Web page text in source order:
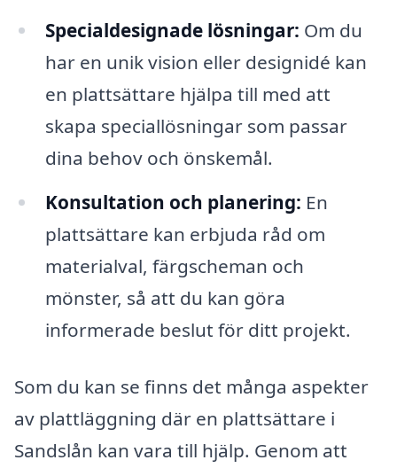
Specialdesignade lösningar: Om du
har en unik vision eller designidé kan
en plattsättare hjälpa till med att
skapa speciallösningar som passar
dina behov och önskemål.
Konsultation och planering: En
plattsättare kan erbjuda råd om
materialval, färgscheman och
mönster, så att du kan göra
informerade beslut för ditt projekt.
Som du kan se finns det många aspekter
av plattläggning där en plattsättare i
Sandslån kan vara till hjälp. Genom att